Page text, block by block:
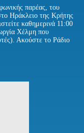
παρέας, του
Ηράκλειο της Κρήτης
καθημερινά 11:00
Χέλμη που
Ακούστε το Ράδιο